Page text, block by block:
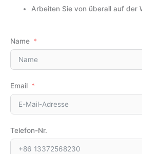
Arbeiten Sie von überall auf der
Name
Email
Telefon-Nr.